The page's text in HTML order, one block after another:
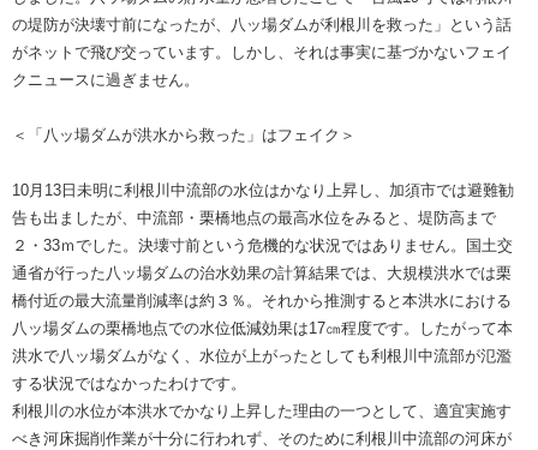
の堤防が決壊寸前になったが、八ッ場ダムが利根川を救った」という話
がネットで飛び交っています。しかし、それは事実に基づかないフェイ
クニュースに過ぎません。
＜「八ッ場ダムが洪水から救った」はフェイク＞
10月13日未明に利根川中流部の水位はかなり上昇し、加須市では避難勧
告も出ましたが、中流部・栗橋地点の最高水位をみると、堤防高まで
２・33ｍでした。決壊寸前という危機的な状況ではありません。国土交
通省が行った八ッ場ダムの治水効果の計算結果では、大規模洪水では栗
橋付近の最大流量削減率は約３％。それから推測すると本洪水における
八ッ場ダムの栗橋地点での水位低減効果は17㎝程度です。したがって本
洪水で八ッ場ダムがなく、水位が上がったとしても利根川中流部が氾濫
する状況ではなかったわけです。
利根川の水位が本洪水でかなり上昇した理由の一つとして、適宜実施す
べき河床掘削作業が十分に行われず、そのために利根川中流部の河床が